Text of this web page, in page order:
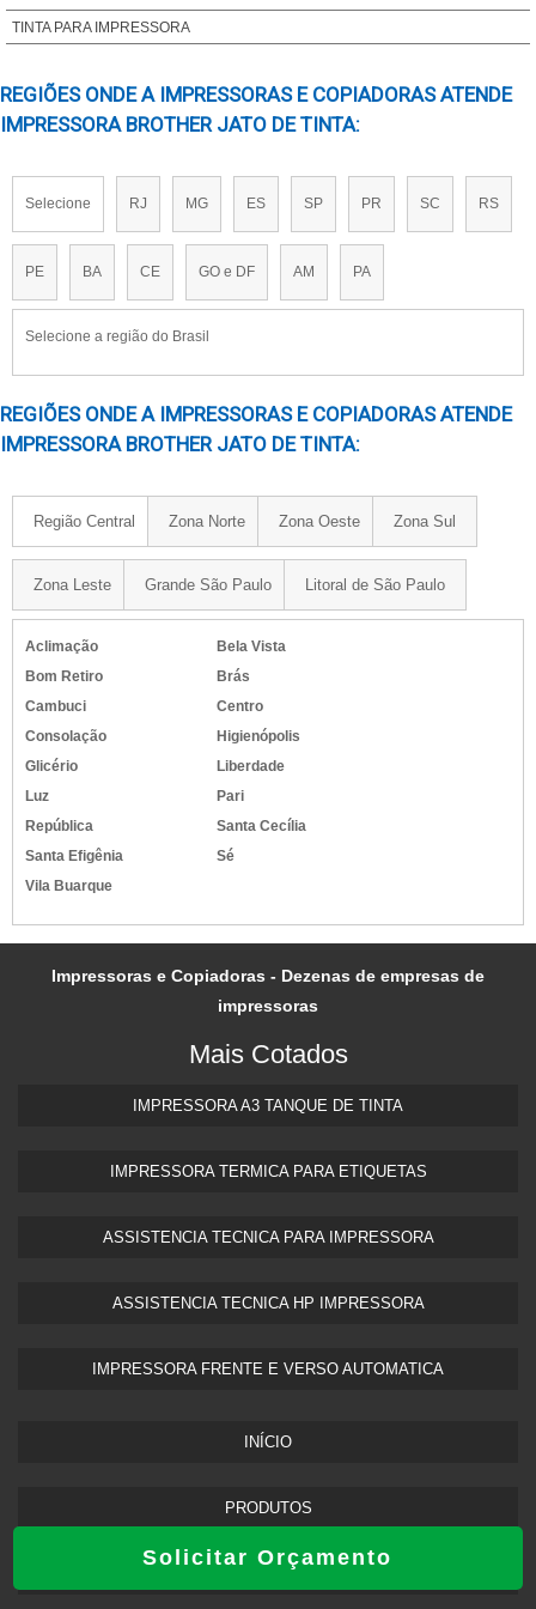
Solicitar Orçamento
FORNECEDOR DE TINTA PARA LISTRAR PNEU
PREÇO DE TINTA PARA PNEU
PREÇO DE TINTA PARA PNEU EM SP
TINTA PARA BANDA DE ROLDAGEM
TINTA PARA IMPRESSORA INKJET
TINTA PARA MOLDE DE PNEU
TINTA PARA OFFSET PARA PNEUS
TINTA PARA PINTAR LETRAS PNEU
TINTA PARA PINTAR PNEU
TINTA PARA REFORMA DE PNEU
TINTA PARA TINGIR FIOS E CABOS
TINTA PIGMENTADA
TINTA PIGMENTADA BRANCA
TINTA PIGMENTADA IMPRESSORA
TINTA SOLVENTE PARA IMPRESSORA INDUSTRIAL
TINTA SUBLIMATICA INKTEC
TINTA PARA IMPRESSORA
REGIÕES ONDE A IMPRESSORAS E COPIADORAS ATENDE
IMPRESSORA BROTHER JATO DE TINTA:
Selecione RJ MG ES SP PR SC RS
PE BA CE GO e DF AM PA
Selecione a região do Brasil
REGIÕES ONDE A IMPRESSORAS E COPIADORAS ATENDE
IMPRESSORA BROTHER JATO DE TINTA:
Região Central Zona Norte Zona Oeste Zona Sul
Zona Leste Grande São Paulo Litoral de São Paulo
Aclimação
Bela Vista
Bom Retiro
Brás
Cambuci
Centro
Consolação
Higienópolis
Glicério
Liberdade
Luz
Pari
República
Santa Cecília
Santa Efigênia
Sé
Vila Buarque
Impressoras e Copiadoras - Dezenas de empresas de
impressoras
Mais Cotados
IMPRESSORA A3 TANQUE DE TINTA​
IMPRESSORA TERMICA PARA ETIQUETAS​
ASSISTENCIA TECNICA PARA IMPRESSORA
ASSISTENCIA TECNICA HP IMPRESSORA​
IMPRESSORA FRENTE E VERSO AUTOMATICA
INÍCIO
PRODUTOS
SOBRE NÓS